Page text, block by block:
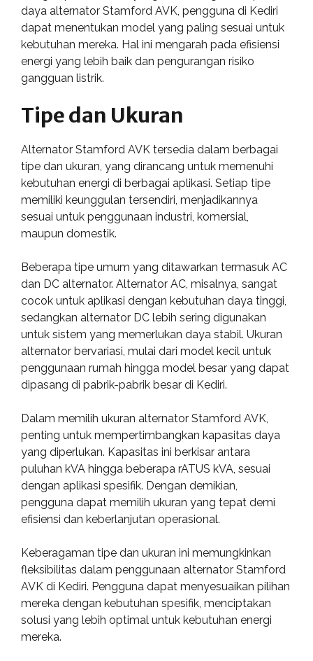
daya alternator Stamford AVK, pengguna di Kediri
dapat menentukan model yang paling sesuai untuk
kebutuhan mereka. Hal ini mengarah pada efisiensi
energi yang lebih baik dan pengurangan risiko
gangguan listrik.
Tipe dan Ukuran
Alternator Stamford AVK tersedia dalam berbagai
tipe dan ukuran, yang dirancang untuk memenuhi
kebutuhan energi di berbagai aplikasi. Setiap tipe
memiliki keunggulan tersendiri, menjadikannya
sesuai untuk penggunaan industri, komersial,
maupun domestik.
Beberapa tipe umum yang ditawarkan termasuk AC
dan DC alternator. Alternator AC, misalnya, sangat
cocok untuk aplikasi dengan kebutuhan daya tinggi,
sedangkan alternator DC lebih sering digunakan
untuk sistem yang memerlukan daya stabil. Ukuran
alternator bervariasi, mulai dari model kecil untuk
penggunaan rumah hingga model besar yang dapat
dipasang di pabrik-pabrik besar di Kediri.
Dalam memilih ukuran alternator Stamford AVK,
penting untuk mempertimbangkan kapasitas daya
yang diperlukan. Kapasitas ini berkisar antara
puluhan kVA hingga beberapa rATUS kVA, sesuai
dengan aplikasi spesifik. Dengan demikian,
pengguna dapat memilih ukuran yang tepat demi
efisiensi dan keberlanjutan operasional.
Keberagaman tipe dan ukuran ini memungkinkan
fleksibilitas dalam penggunaan alternator Stamford
AVK di Kediri. Pengguna dapat menyesuaikan pilihan
mereka dengan kebutuhan spesifik, menciptakan
solusi yang lebih optimal untuk kebutuhan energi
mereka.